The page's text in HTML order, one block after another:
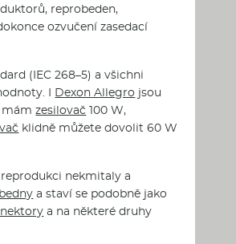
reprobeden,
ozvučení zasedací
(IEC 268–5) a všichni
I Dexon Allegro jsou
mámzesilovač 100 W,
klidně můžete dovolit 60 W
nekmitaly a
a staví se podobně jako
a na některé druhy